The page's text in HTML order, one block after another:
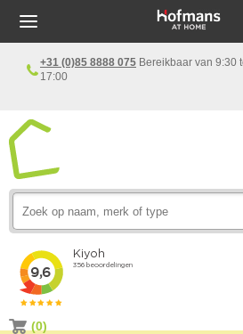
+31 (0)85 8888 075 Bereikbaar van 9:30
17:00
(0)